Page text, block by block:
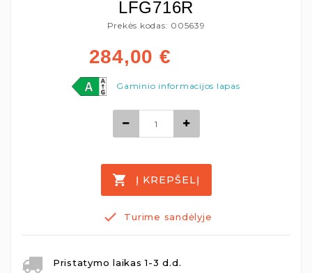
LFG716R
Prekės kodas: 005639
284,00 €
Gaminio informacijos lapas
Į KREPŠELĮ
Turime sandėlyje
Pristatymo laikas 1-3 d.d.